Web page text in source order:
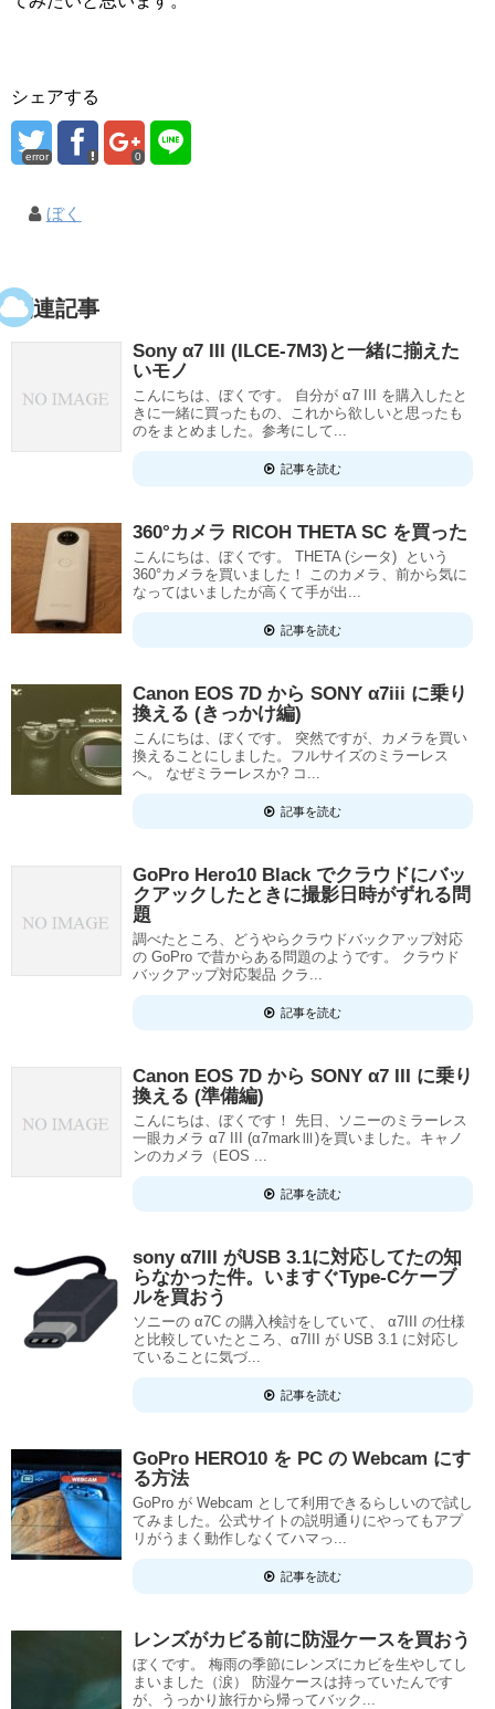
シェアする
error 0
ぼく
関連記事
Sony α7 III (ILCE-7M3)と一緒に揃えた
いモノ
こんにちは、ぼくです。 自分が α7 III を購入したと
きに一緒に買ったもの、これから欲しいと思ったも
のをまとめました。参考にして...
記事を読む
360°カメラ RICOH THETA SC を買った
こんにちは、ぼくです。 THETA (シータ) という
360°カメラを買いました！ このカメラ、前から気に
なってはいましたが高くて手が出...
記事を読む
Canon EOS 7D から SONY α7iii に乗り
換える (きっかけ編)
こんにちは、ぼくです。 突然ですが、カメラを買い
換えることにしました。フルサイズのミラーレス
へ。 なぜミラーレスか? コ...
記事を読む
GoPro Hero10 Black でクラウドにバッ
クアックしたときに撮影日時がずれる問
題
調べたところ、どうやらクラウドバックアップ対応
の GoPro で昔からある問題のようです。 クラウド
バックアップ対応製品 クラ...
記事を読む
Canon EOS 7D から SONY α7 III に乗り
換える (準備編)
こんにちは、ぼくです！ 先日、ソニーのミラーレス
一眼カメラ α7 III (α7markⅢ)を買いました。キャノ
ンのカメラ（EOS ...
記事を読む
sony α7III がUSB 3.1に対応してたの知
らなかった件。いますぐType-Cケーブ
ルを買おう
ソニーの α7C の購入検討をしていて、 α7III の仕様
と比較していたところ、α7III が USB 3.1 に対応し
ていることに気づ...
記事を読む
GoPro HERO10 を PC の Webcam にす
る方法
GoPro が Webcam として利用できるらしいので試し
てみました。公式サイトの説明通りにやってもアプ
リがうまく動作しなくてハマっ...
記事を読む
レンズがカビる前に防湿ケースを買おう
ぼくです。 梅雨の季節にレンズにカビを生やしてし
まいました（涙） 防湿ケースは持っていたんです
が、うっかり旅行から帰ってバック...